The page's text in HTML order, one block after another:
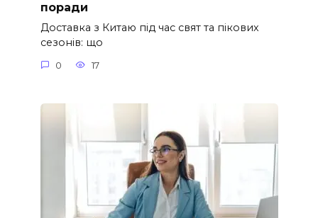
поради
Доставка з Китаю під час свят та пікових
сезонів: що
0 17